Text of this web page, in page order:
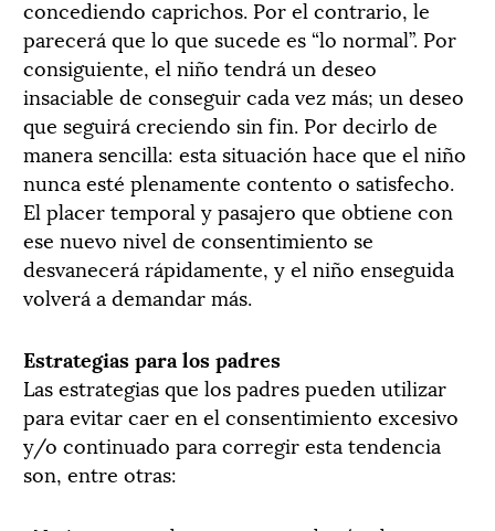
concediendo caprichos. Por el contrario, le
parecerá que lo que sucede es “lo normal”. Por
consiguiente, el niño tendrá un deseo
insaciable de conseguir cada vez más; un deseo
que seguirá creciendo sin fin. Por decirlo de
manera sencilla: esta situación hace que el niño
nunca esté plenamente contento o satisfecho.
El placer temporal y pasajero que obtiene con
ese nuevo nivel de consentimiento se
desvanecerá rápidamente, y el niño enseguida
volverá a demandar más.
Estrategias para los padres
Las estrategias que los padres pueden utilizar
para evitar caer en el consentimiento excesivo
y/o continuado para corregir esta tendencia
son, entre otras: